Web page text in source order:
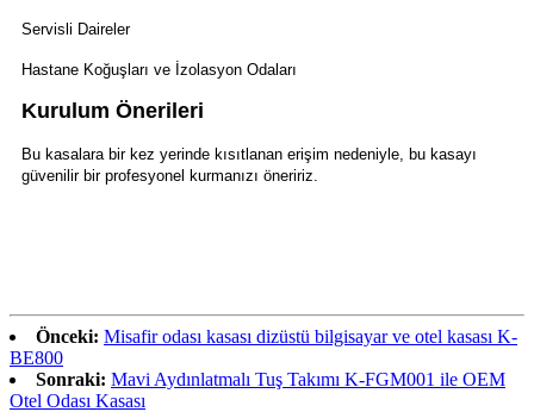
Servisli Daireler
Hastane Koğuşları ve İzolasyon Odaları
Kurulum Önerileri
Bu kasalara bir kez yerinde kısıtlanan erişim nedeniyle, bu kasayı
güvenilir bir profesyonel kurmanızı öneririz.
Önceki: Misafir odası kasası dizüstü bilgisayar ve otel kasası K-
BE800
Sonraki: Mavi Aydınlatmalı Tuş Takımı K-FGM001 ile OEM
Otel Odası Kasası